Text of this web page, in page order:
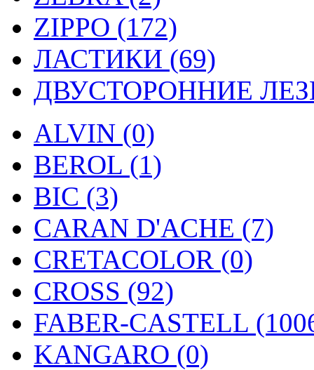
ZIPPO (172)
ЛАСТИКИ (69)
ДВУСТОРОННИЕ
ALVIN (0)
BEROL (1)
BIC (3)
CARAN D'ACHE (7)
CRETACOLOR (0)
CROSS (92)
FABER-CASTELL
KANGARO (0)